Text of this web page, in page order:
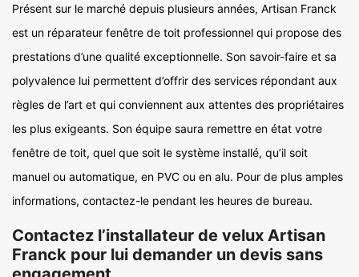
Présent sur le marché depuis plusieurs années, Artisan Franck
est un réparateur fenêtre de toit professionnel qui propose des
prestations d’une qualité exceptionnelle. Son savoir-faire et sa
polyvalence lui permettent d’offrir des services répondant aux
règles de l’art et qui conviennent aux attentes des propriétaires
les plus exigeants. Son équipe saura remettre en état votre
fenêtre de toit, quel que soit le système installé, qu’il soit
manuel ou automatique, en PVC ou en alu. Pour de plus amples
informations, contactez-le pendant les heures de bureau.
Contactez l’installateur de velux Artisan
Franck pour lui demander un devis sans